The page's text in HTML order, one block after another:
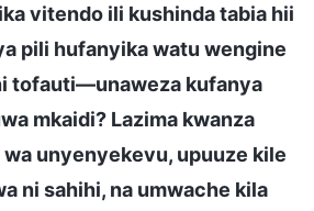
vitendo ili kushinda tabia hii
pili hufanyika watu wengine
tofauti—unaweza kufanya
mkaidi? Lazima kwanza
wa unyenyekevu, upuuze kile
ni sahihi, na umwache kila